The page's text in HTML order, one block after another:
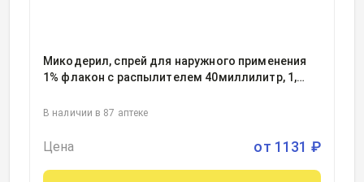
Микодерил, спрей для наружного применения
1% флакон с распылителем 40миллилитр, 1,
В наличии в 87 аптеке
Цена от 1131 ₽